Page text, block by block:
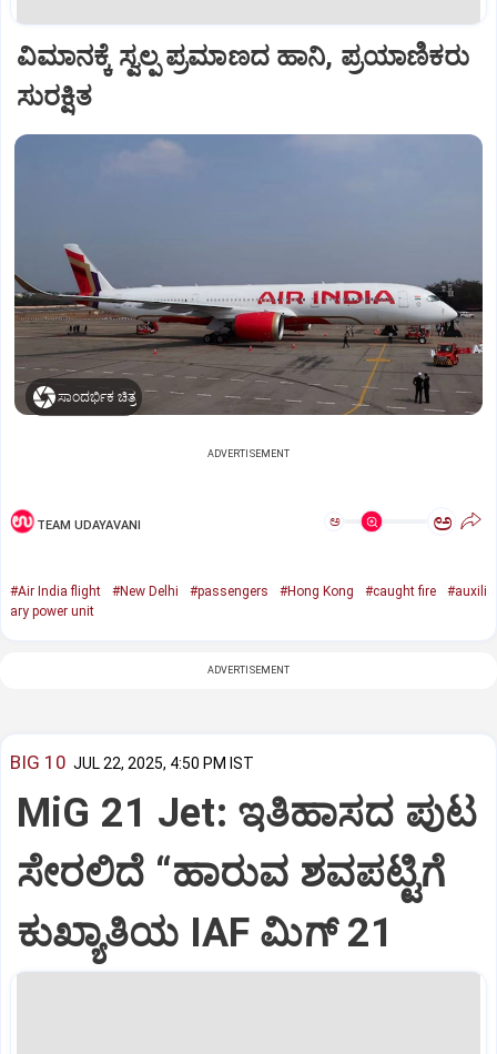
ವಿಮಾನಕ್ಕೆ ಸ್ವಲ್ಪ ಪ್ರಮಾಣದ ಹಾನಿ, ಪ್ರಯಾಣಿಕರು
ಸುರಕ್ಷಿತ
ಸಾಂದರ್ಭಿಕ ಚಿತ್ರ
ADVERTISEMENT
TEAM UDAYAVANI ಅ ಅ
#Air India flight #New Delhi #passengers #Hong Kong #caught fire
#auxili
ary power unit
ADVERTISEMENT
BIG 10 JUL 22, 2025, 4:50 PM IST
MiG 21 Jet: ಇತಿಹಾಸದ ಪುಟ
ಸೇರಲಿದೆ “ಹಾರುವ ಶವಪಟ್ಟಿಗೆ
ಕುಖ್ಯಾತಿಯ IAF ಮಿಗ್‌ 21